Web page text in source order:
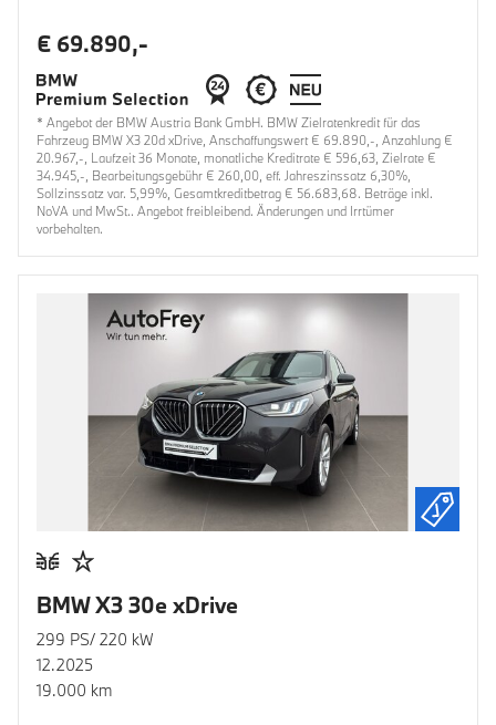
€ 69.890,-
* Angebot der BMW Austria Bank GmbH. BMW Zielratenkredit für das
Fahrzeug BMW X3 20d xDrive, Anschaffungswert € 69.890,-, Anzahlung €
20.967,-, Laufzeit 36 Monate, monatliche Kreditrate € 596,63, Zielrate €
34.945,-, Bearbeitungsgebühr € 260,00, eff. Jahreszinssatz 6,30%,
Sollzinssatz var. 5,99%, Gesamtkreditbetrag € 56.683,68. Beträge inkl.
NoVA und MwSt.. Angebot freibleibend. Änderungen und Irrtümer
vorbehalten.
BMW X3 30e xDrive
299 PS/ 220 kW
12.2025
19.000 km